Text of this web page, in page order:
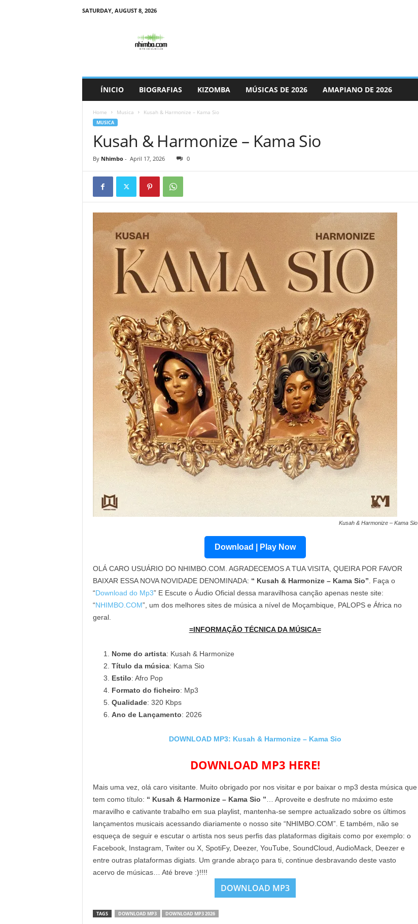
SATURDAY, AUGUST 8, 2026
ÍNICIO BIOGRAFIAS KIZOMBA MÚSICAS DE 2026 AMAPIANO DE 2026
Home Musica Kusah & Harmonize – Kama Sio
MUSICA
Kusah & Harmonize – Kama Sio
By Nhimbo- April 17, 2026 0
Kusah & Harmonize – Kama Sio
Download | Play Now
OLÁ CARO USUÁRIO DO NHIMBO.COM. AGRADECEMOS A TUA VISITA, QUEIRA POR FAVOR
BAIXAR ESSA NOVA NOVIDADE DENOMINADA: “ Kusah & Harmonize – Kama Sio” . Faça o
“Download do Mp3” E Escute o Áudio Oficial dessa maravilhosa canção apenas neste site:
“NHIMBO.COM”, um dos melhores sites de música a nível de Moçambique, PALOPS e África no
geral.
=INFORMAÇÃO TÉCNICA DA MÚSICA=
Nome do artista: Kusah & Harmonize
Título da música: Kama Sio
Estilo: Afro Pop
Formato do ficheiro: Mp3
Qualidade: 320 Kbps
Ano de Lançamento: 2026
DOWNLOAD MP3: Kusah & Harmonize – Kama Sio
DOWNLOAD MP3 HERE!
Mais uma vez, olá caro visitante. Muito obrigado por nos visitar e por baixar o mp3 desta música que
tem como título: “ Kusah & Harmonize – Kama Sio ” … Aproveite e desfrute no máximo este
maravilho e cativante trabalho em sua playlist, mantenha-se sempre actualizado sobre os últimos
lançamentos musicais acessando diariamente o nosso site “NHIMBO.COM”. E também, não se
esqueça de seguir e escutar o artista nos seus perfis das plataformas digitais como por exemplo: o
Facebook, Instagram, Twiter ou X, SpotiFy, Deezer, YouTube, SoundCloud, AudioMack, Deezer e
entre outras plataformas digiats. Um grande abraço para ti, continue desbravando deste vasto
acervo de músicas… Até breve :)!!!!
DOWNLOAD MP3
TAGS DOWNLOAD MP3 DOWNLOAD MP3 2026